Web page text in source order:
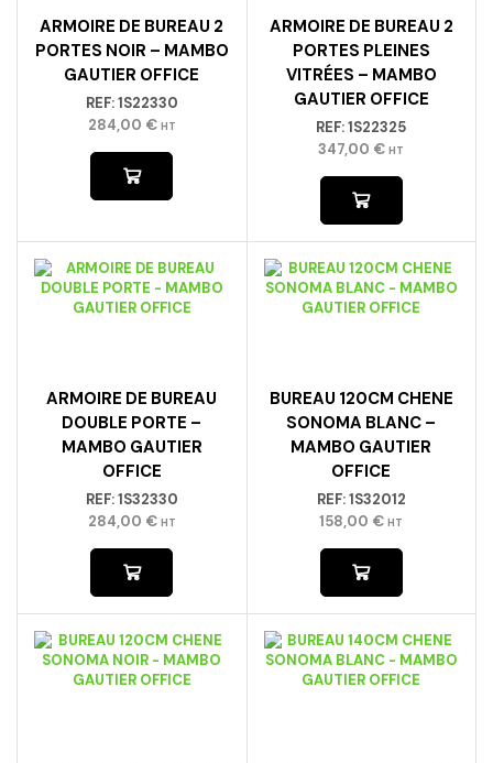
ARMOIRE DE BUREAU 2
PORTES NOIR – MAMBO
GAUTIER OFFICE
REF:1S22330
284,00 € HT
ARMOIRE DE BUREAU 2
PORTES PLEINES
VITRÉES – MAMBO
GAUTIER OFFICE
REF:1S22325
347,00 € HT
ARMOIRE DE BUREAU
DOUBLE PORTE –
MAMBO GAUTIER
OFFICE
REF:1S32330
284,00 € HT
BUREAU 120CM CHENE
SONOMA BLANC –
MAMBO GAUTIER
OFFICE
REF:1S32012
158,00 € HT